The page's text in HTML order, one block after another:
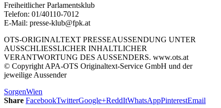
Freiheitlicher Parlamentsklub
Telefon: 01/40110-7012
E-Mail: presse-klub@fpk.at
OTS-ORIGINALTEXT PRESSEAUSSENDUNG UNTER
AUSSCHLIESSLICHER INHALTLICHER
VERANTWORTUNG DES AUSSENDERS. www.ots.at
© Copyright APA-OTS Originaltext-Service GmbH und der
jeweilige Aussender
SorgenWien
Share FacebookTwitterGoogle+ReddItWhatsAppPinterestEmail